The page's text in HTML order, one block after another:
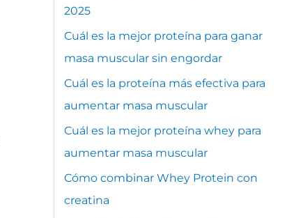
2025
Cuál es la mejor proteína para ganar
masa muscular sin engordar
Cuál es la proteína más efectiva para
aumentar masa muscular
Cuál es la mejor proteína whey para
aumentar masa muscular
Cómo combinar Whey Protein con
creatina